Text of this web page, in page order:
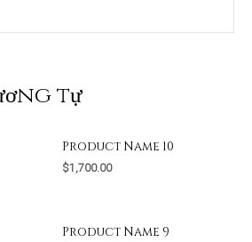
tự
Product Name 10
$1,700.00
Product Name 9